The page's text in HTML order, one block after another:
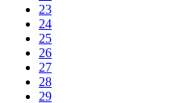
23
24
25
26
27
28
29